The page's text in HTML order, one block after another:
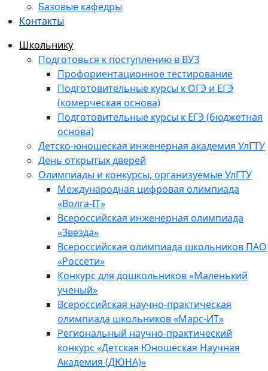
Базовые кафедры
Контакты
Школьнику
Подготовься к поступлению в ВУЗ
Профориентационное тестирование
Подготовительные курсы к ОГЭ и ЕГЭ
(комерческая основа)
Подготовительные курсы к ЕГЭ (бюджетная
основа)
Детско-юношеская инженерная академия УлГТУ
День открытых дверей
Олимпиады и конкурсы, организуемые УлГТУ
Международная цифровая олимпиада
«Волга-IT»
Всероссийская инженерная олимпиада
«Звезда»
Всероссийская олимпиада школьников ПАО
«Россети»
Конкурс для дошкольников «Маленький
ученый»
Всероссийская научно-практическая
олимпиада школьников «Марс-ИТ»
Региональный научно-практический
конкурс «Детская Юношеская Научная
Академия (ДЮНА)»